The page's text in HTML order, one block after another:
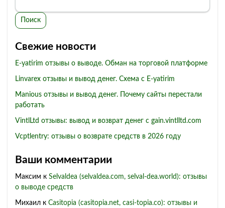
Поиск
Свежие новости
E-yatirim отзывы о выводе. Обман на торговой платформе
Linvarex отзывы и вывод денег. Схема с E-yatirim
Manious отзывы и вывод денег. Почему сайты перестали
работать
VintlLtd отзывы: вывод и возврат денег с gain.vintlltd.com
Vcptlentry: отзывы о возврате средств в 2026 году
Ваши комментарии
Максим к Selvaldea (selvaldea.com, selval-dea.world): отзывы
о выводе средств
Михаил к Casitopia (casitopia.net, casi-topia.co): отзывы и